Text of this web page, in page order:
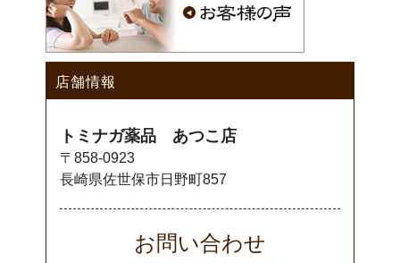
店舗情報
トミナガ薬品 あつこ店
〒858-0923
長崎県佐世保市日野町857
お問い合わせ